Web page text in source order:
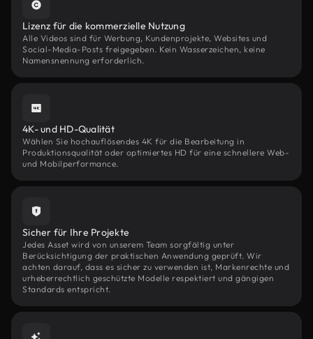
Lizenz für die kommerzielle Nutzung
Alle Videos sind für Werbung, Kundenprojekte, Websites und
Social-Media-Posts freigegeben. Kein Wasserzeichen, keine
Namensnennung erforderlich.
4K- und HD-Qualität
Wählen Sie hochauflösendes 4K für die Bearbeitung in
Produktionsqualität oder optimiertes HD für eine schnellere Web-
und Mobilperformance.
Sicher für Ihre Projekte
Jedes Asset wird von unserem Team sorgfältig unter
Berücksichtigung der praktischen Anwendung geprüft. Wir
achten darauf, dass es sicher zu verwenden ist, Markenrechte und
urheberrechtlich geschützte Modelle respektiert und gängigen
Standards entspricht.